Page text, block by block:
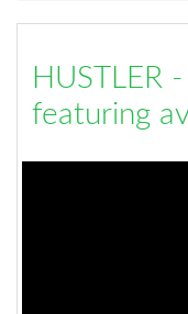
HUSTLER
featuring